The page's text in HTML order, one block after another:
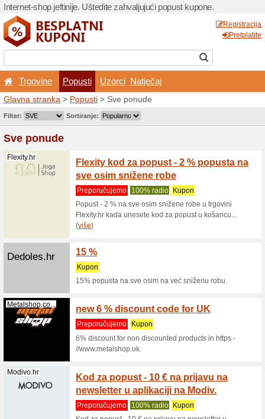
Internet-shop jeftinije.
Trgovine Popusti
Glavna stranka
Filter: Sortiranje:
Sve ponude
Flexity.hr